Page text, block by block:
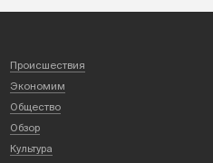
Происшествия
Экономим
Общество
Обзор
Культура